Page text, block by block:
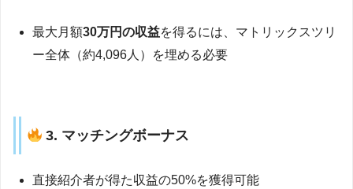
最大月額30万円の収益を得るには、マトリックスツリ
ー全体（約4,096人）を埋める必要
3. マッチングボーナス
直接紹介者が得た収益の50%を獲得可能